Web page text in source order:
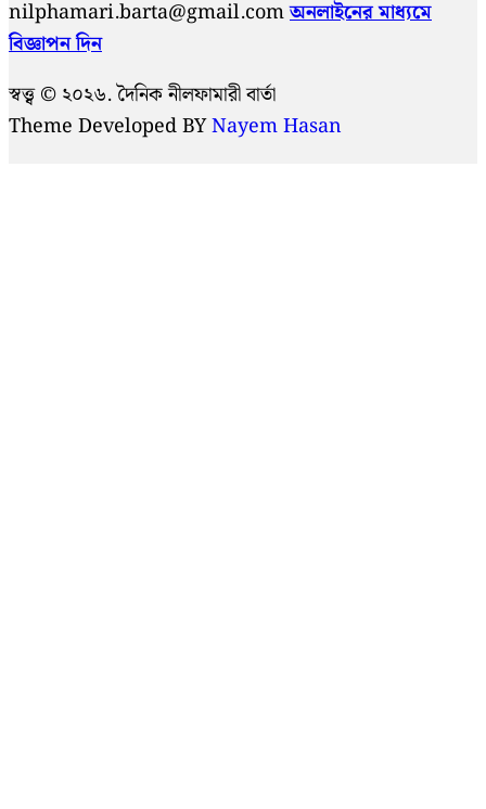
nilphamari.barta@gmail.comঅনলাইনের মাধ্যমে
বিজ্ঞাপন দিন
স্বত্ত্ব © ২০২৬. দৈনিক নীলফামারী বার্তা
Theme Developed BYNayem Hasan